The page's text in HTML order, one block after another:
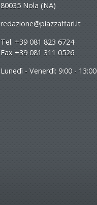
80035 Nola (NA)
redazione@piazzaffari.it
Tel. +39 081 823 6724
Fax +39 081 311 0526
Lunedì - Venerdì: 9:00 - 13:00